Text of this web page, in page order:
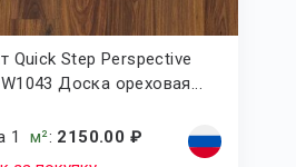
Quick Step Perspective
Доска ореховая...
1 м²: 2150.00 ₽